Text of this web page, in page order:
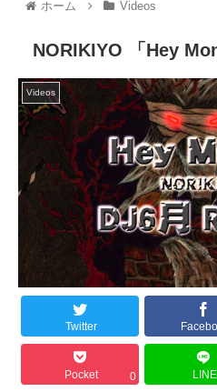
ホーム Videos
NORIKIYO 「Hey
Videos
Twitter
Pocket 0 LINE